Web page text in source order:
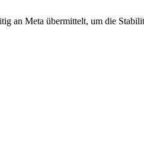
an Meta übermittelt, um die